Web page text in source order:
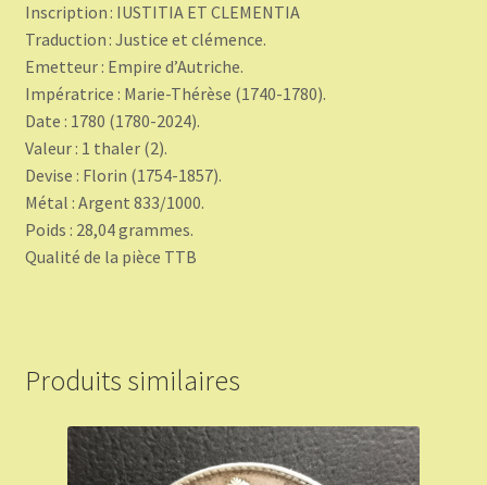
Inscription : IUSTITIA ET CLEMENTIA
Traduction : Justice et clémence.
Emetteur : Empire d’Autriche.
Impératrice : Marie-Thérèse (1740-1780).
Date : 1780 (1780-2024).
Valeur : 1 thaler (2).
Devise : Florin (1754-1857).
Métal : Argent 833/1000.
Poids : 28,04 grammes.
Qualité de la pièce TTB
Produits similaires